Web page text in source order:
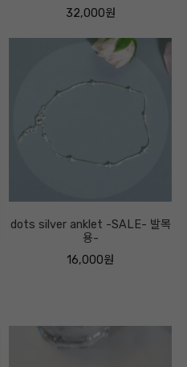
32,000원
dots silver anklet -SALE- 발목
용-
16,000원